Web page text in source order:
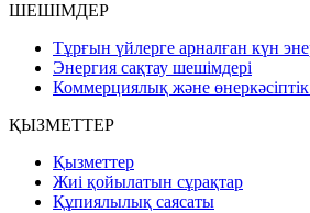
ШЕШІМДЕР
Тұрғын үйлерге арналған күн
Энергия сақтау шешімдері
Коммерциялық және
ҚЫЗМЕТТЕР
Қызметтер
Жиі қойылатын сұрақтар
Құпиялылық саясаты